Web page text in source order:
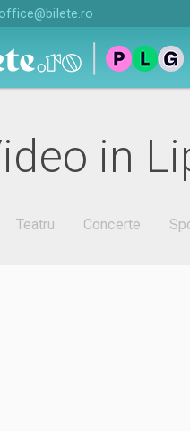
in
Teatru Concerte